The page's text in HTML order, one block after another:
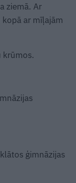
ziemā. Ar
ar mīļajām
krūmos.
ģimnāzijas